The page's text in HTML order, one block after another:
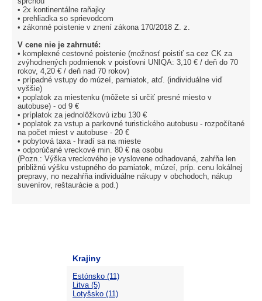
• 2x kontinentálne raňajky
• prehliadka so sprievodcom
• zákonné poistenie v znení zákona 170/2018 Z. z.
V cene nie je zahrnuté:
• komplexné cestovné poistenie (možnosť poistiť sa cez CK za
zvýhodnených podmienok v poisťovni UNIQA: 3,10 € / deň do 70
rokov, 4,20 € / deň nad 70 rokov)
• prípadné vstupy do múzeí, pamiatok, atď. (individuálne viď
vyššie)
• poplatok za miestenku (môžete si určiť presné miesto v
autobuse) - od 9 €
• príplatok za jednolôžkovú izbu 130 €
• poplatok za vstup a parkovné turistického autobusu - rozpočítané
na počet miest v autobuse - 20 €
• pobytová taxa - hradí sa na mieste
• odporúčané vreckové min. 80 € na osobu
(Pozn.: Výška vreckového je vyslovene odhadovaná, zahŕňa len
približnú výšku vstupného do pamiatok, múzeí, príp. cenu lokálnej
prepravy, no nezahŕňa individuálne nákupy v obchodoch, nákup
suvenírov, reštaurácie a pod.)
Krajiny
Estónsko (11)
Litva (5)
Lotyšsko (11)